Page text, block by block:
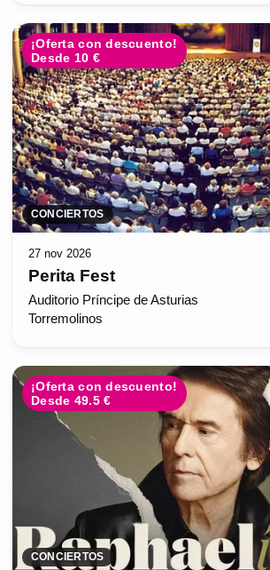
¡Oferta con descuento!
Desde 10 €
CONCIERTOS
27 nov 2026
Perita Fest
Auditorio Príncipe de Asturias
Torremolinos
¡Oferta con descuento!
Desde 49.5 €
CONCIERTOS